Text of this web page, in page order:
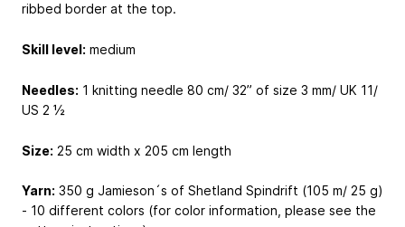
ribbed border at the top.
Skill level: medium
Needles: 1 knitting needle 80 cm/ 32” of size 3 mm/ UK 11/
US 2 ½
Size: 25 cm width x 205 cm length
Yarn: 350 g Jamieson´s of Shetland Spindrift (105 m/ 25 g)
- 10 different colors (for color information, please see the